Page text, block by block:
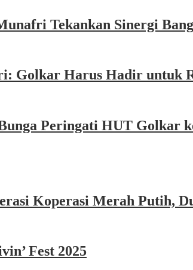
Tekankan Sinergi
Golkar Harus Hadir untuk
Peringati HUT Golkar
Koperasi Merah Putih,
Fest 2025